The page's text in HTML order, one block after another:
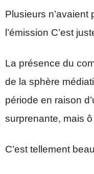
Plusieurs
l’émission C’est
La présence du
de la sphère
période en raison
surprenante, mais
C’est tellement